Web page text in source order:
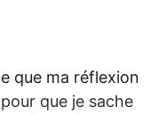
que ma réflexion
que je sache